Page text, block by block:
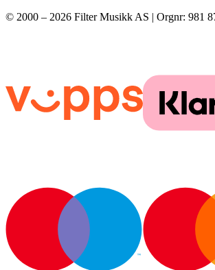
© 2000 – 2026 Filter Musikk AS | Orgnr: 981